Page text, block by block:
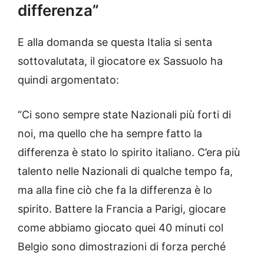
differenza”
E alla domanda se questa Italia si senta
sottovalutata, il giocatore ex Sassuolo ha
quindi argomentato:
“Ci sono sempre state Nazionali più forti di
noi, ma quello che ha sempre fatto la
differenza è stato lo spirito italiano. C’era più
talento nelle Nazionali di qualche tempo fa,
ma alla fine ciò che fa la differenza è lo
spirito. Battere la Francia a Parigi, giocare
come abbiamo giocato quei 40 minuti col
Belgio sono dimostrazioni di forza perché